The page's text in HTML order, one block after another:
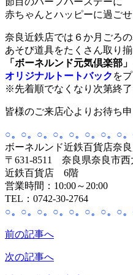
赤ちゃんとハッピーに過ごせ
奈良近鉄店では６か月ごろ
あそび道具をたくさん取り
「ボーネルンド元気倶楽部」
オリジナルトートバック を
※先着順でなくなり次第終了
皆様のご来店心よりお待ち
○。○。○。○。○。○。○。○。
ボーネルンド近鉄百貨店奈
〒631-8511 奈良県奈良市西
近鉄百貨店 6階
営業時間：10:00～20:00
TEL：0742-30-2764
○。○。○。○。○。○。○。○。
前の記事へ
次の記事へ